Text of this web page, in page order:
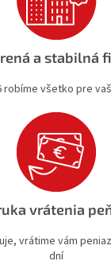
a stabilná
robíme všetko pre
vrátenia
vrátime vám
dní